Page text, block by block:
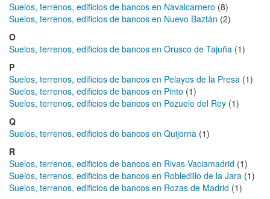
Suelos, terrenos, edificios de bancos en Navalcarnero (8)
Suelos, terrenos, edificios de bancos en Nuevo Baztán (2)
O
Suelos, terrenos, edificios de bancos en Orusco de Tajuña (1)
P
Suelos, terrenos, edificios de bancos en Pelayos de la Presa (1)
Suelos, terrenos, edificios de bancos en Pinto (1)
Suelos, terrenos, edificios de bancos en Pozuelo del Rey (1)
Q
Suelos, terrenos, edificios de bancos en Quijorna (1)
R
Suelos, terrenos, edificios de bancos en Rivas-Vaciamadrid (1)
Suelos, terrenos, edificios de bancos en Robledillo de la Jara (1)
Suelos, terrenos, edificios de bancos en Rozas de Madrid (1)